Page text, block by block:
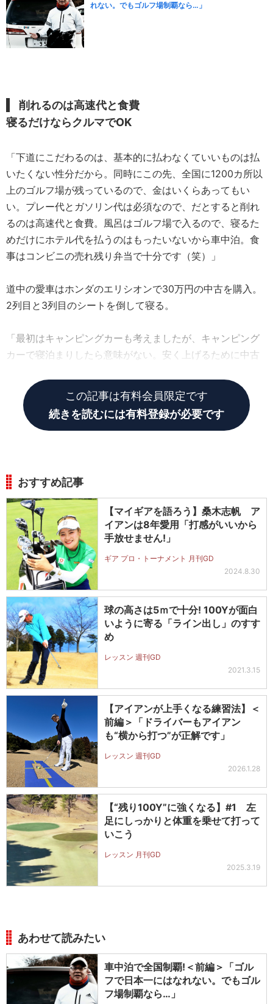
れない。でもゴルフ場制覇なら…」
削れるのは高速代と食費
寝るだけならクルマでOK
「下道にこだわるのは、基本的に払わなくていいものは払
いたくない性分だから。同時にこの先、全国に1200カ所以
上のゴルフ場が残っているので、金はいくらあってもい
い。プレー代とガソリン代は必須なので、だとすると削れ
るのは高速代と食費。風呂はゴルフ場で入るので、寝るた
めだけにホテル代を払うのはもったいないから車中泊。食
事はコンビニの売れ残り弁当で十分です（笑）」
道中の愛車はホンダのエリシオンで30万円の中古を購入。
2列目と3列目のシートを倒して寝る。
「最初はキャンピングカーも考えましたが、キャンピング
カーで寝泊まりしたら意味がない。安く上げるために中古
この記事は有料会員限定です
続きを読むには有料登録が必要です
おすすめ記事
【マイギアを語ろう】桑木志帆 ア
イアンは8年愛用「打感がいいから
手放せません!」
ギア プロ・トーナメント 月刊GD
2024.8.30
球の高さは5ｍで十分! 100Yが面白
いように寄る「ライン出し」のすす
め
レッスン 週刊GD
2021.3.15
【アイアンが上手くなる練習法】＜
前編＞「ドライバーもアイアン
も“横から打つ”が正解です」
レッスン 週刊GD
2026.1.28
【“残り100Y”に強くなる】#1 左
足にしっかりと体重を乗せて打って
いこう
レッスン 月刊GD
2025.3.19
あわせて読みたい
車中泊で全国制覇!＜前編＞「ゴル
フで日本一にはなれない。でもゴル
フ場制覇なら…」